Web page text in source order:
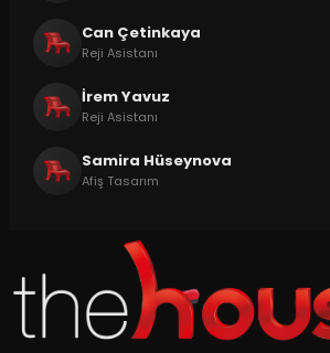
Can Çetinkaya
Reji Asistanı
İrem Yavuz
Reji Asistanı
Samira Hüseynova
Afiş Tasarım